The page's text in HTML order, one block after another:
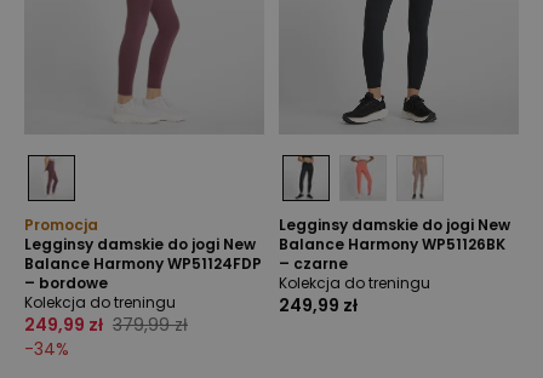
Promocja
Legginsy damskie do jogi New
Balance Harmony WP51124FDP
– bordowe
Kolekcja do treningu
249,99 zł 379,99 zł
-34%
Legginsy damskie do jogi New
Balance Harmony WP51126BK
– czarne
Kolekcja do treningu
249,99 zł